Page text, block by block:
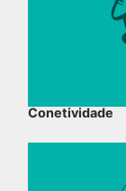
Conetividade